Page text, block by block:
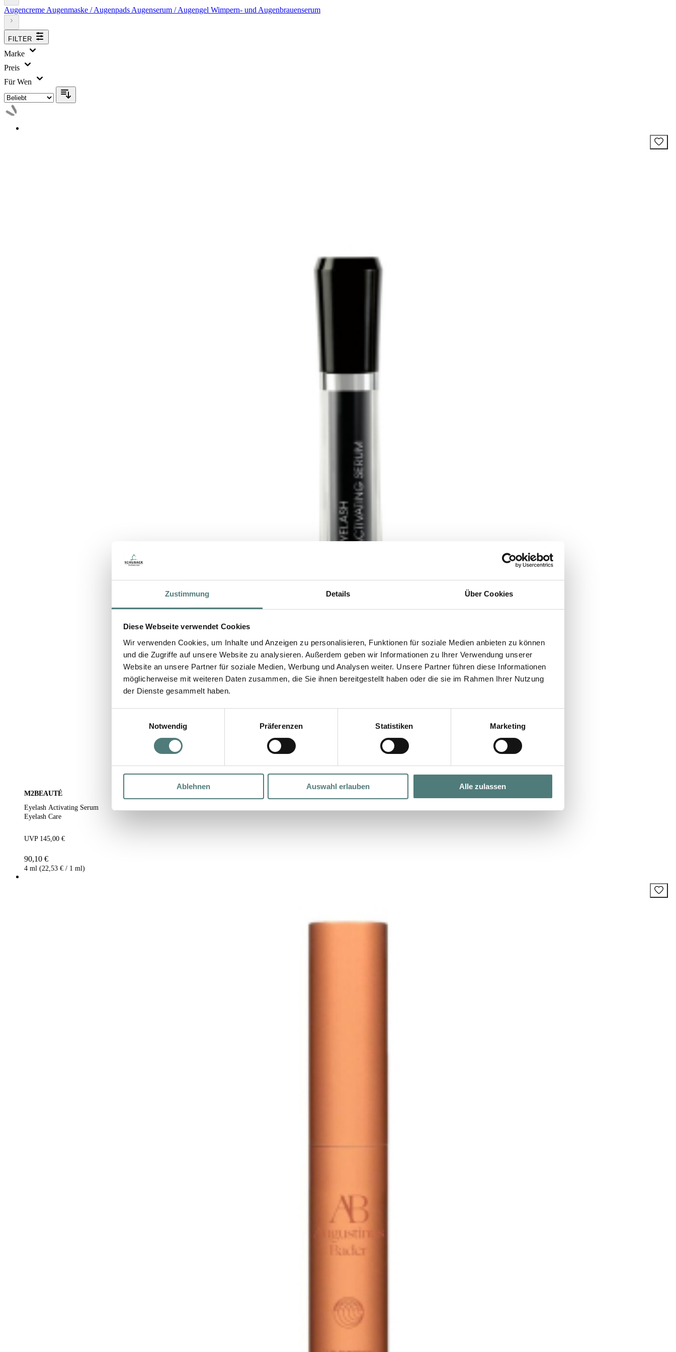
Zustimmung Details Über Cookies
Diese Webseite verwendet Cookies
Wir verwenden Cookies, um Inhalte und Anzeigen zu personalisieren, Funktionen für soziale Medien anbieten zu können
und die Zugriffe auf unsere Website zu analysieren. Außerdem geben wir Informationen zu Ihrer Verwendung unserer
Website an unsere Partner für soziale Medien, Werbung und Analysen weiter. Unsere Partner führen diese Informationen
möglicherweise mit weiteren Daten zusammen, die Sie ihnen bereitgestellt haben oder die sie im Rahmen Ihrer Nutzung
der Dienste gesammelt haben.
Notwendig
Präferenzen Statistiken Marketing
Ablehnen Auswahl erlauben Alle zulassen
Augencreme Augenmaske / Augenpads Augenserum / Augengel Wimpern- und Augenbrauenserum
FILTER
Marke
Preis
Für Wen
M2BEAUTÉ
Eyelash Activating Serum
Eyelash Care
UVP 145,00 €
90,10 €
4 ml (22,53 € / 1 ml)